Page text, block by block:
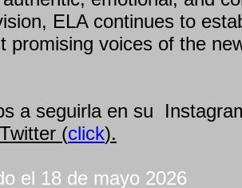
ELA continues to
promising voices of the
a seguirla en su
(click).
el 18 de mayo 2026